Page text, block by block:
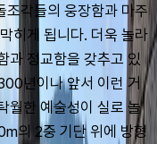
조각들의 웅장함과 마주
히게 됩니다. 더욱 놀라
과 정교함을 갖추고 있
년이나 앞서 이런 거
월한 예술성이 실로 놀
의 2중 기단 위에 방형